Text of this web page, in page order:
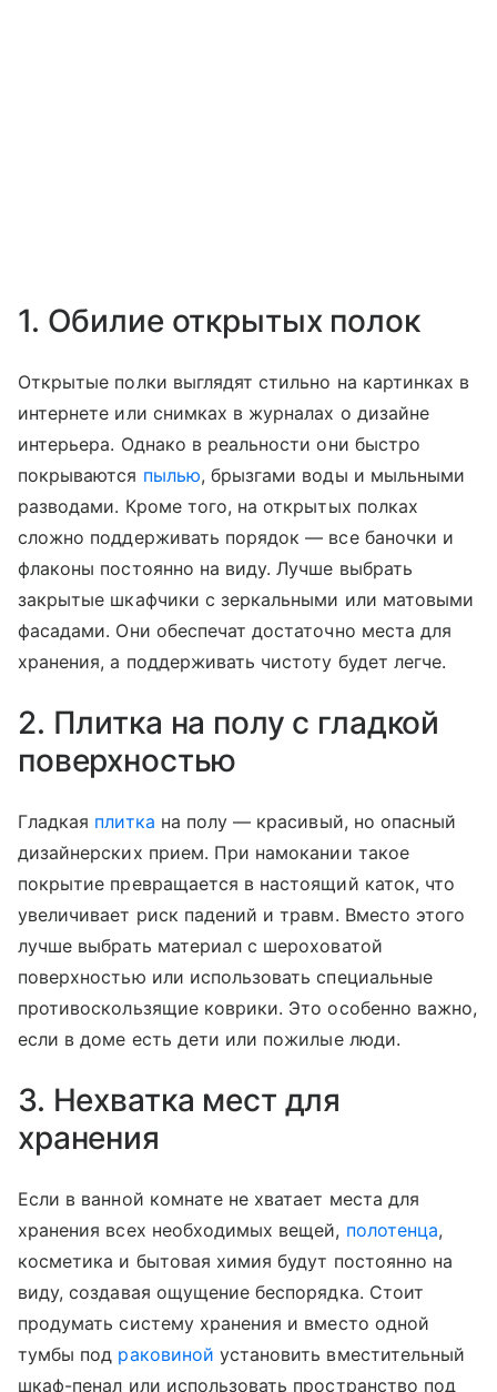
1. Обилие открытых полок
Открытые полки выглядят стильно на картинках в
интернете или снимках в журналах о дизайне
интерьера. Однако в реальности они быстро
покрываются пылью, брызгами воды и мыльными
разводами. Кроме того, на открытых полках
сложно поддерживать порядок — все баночки и
флаконы постоянно на виду. Лучше выбрать
закрытые шкафчики с зеркальными или матовыми
фасадами. Они обеспечат достаточно места для
хранения, а поддерживать чистоту будет легче.
2. Плитка на полу с гладкой
поверхностью
Гладкая плитка на полу — красивый, но опасный
дизайнерских прием. При намокании такое
покрытие превращается в настоящий каток, что
увеличивает риск падений и травм. Вместо этого
лучше выбрать материал с шероховатой
поверхностью или использовать специальные
противоскользящие коврики. Это особенно важно,
если в доме есть дети или пожилые люди.
3. Нехватка мест для
хранения
Если в ванной комнате не хватает места для
хранения всех необходимых вещей, полотенца,
косметика и бытовая химия будут постоянно на
виду, создавая ощущение беспорядка. Стоит
продумать систему хранения и вместо одной
тумбы под раковиной установить вместительный
шкаф-пенал или использовать пространство под